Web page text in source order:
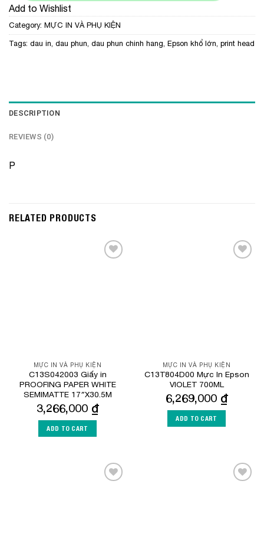
Add to Wishlist
Category: MỰC IN VÀ PHỤ KIỆN
Tags: dau in dau phun dau phun chinh hang Epson khổ lớn print head
DESCRIPTION
REVIEWS (0)
P
RELATED PRODUCTS
MỰC IN VÀ PHỤ KIỆN
C13S042003 Giấy in
PROOFING PAPER WHITE
SEMIMATTE 17″X30.5M
3,266,000 ₫
ADD TO CART
MỰC IN VÀ PHỤ KIỆN
C13T804D00 Mực In Epson
VIOLET 700ML
6,269,000 ₫
ADD TO CART